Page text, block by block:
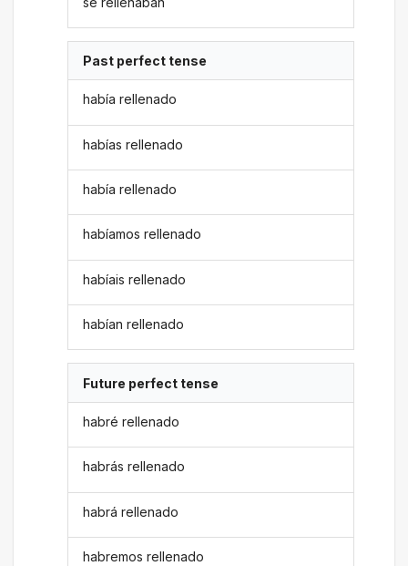
Past perfect tense
había rellenado
habías rellenado
había rellenado
habíamos rellenado
habíais rellenado
habían rellenado
Future perfect tense
habré rellenado
habrás rellenado
habrá rellenado
habremos rellenado